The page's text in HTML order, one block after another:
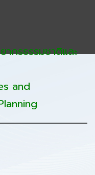
กรธรรมชาติและ
and